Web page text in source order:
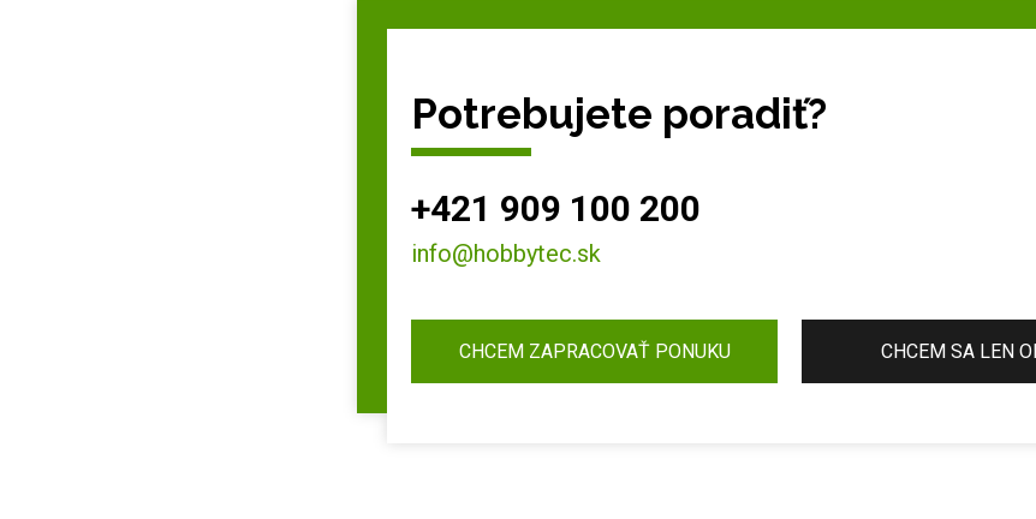
Potrebujete poradiť?
+421 909 100 200
info@hobbytec.sk
CHCEM ZAPRACOVAŤ PONUKU CHCEM SA LEN